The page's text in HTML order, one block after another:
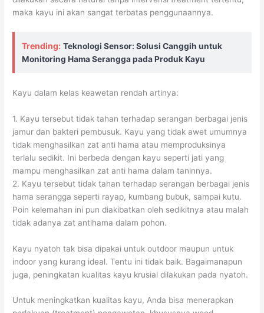
maka kayu ini akan sangat terbatas penggunaannya.
Trending: Teknologi Sensor: Solusi Canggih untuk
Monitoring Hama Serangga pada Produk Kayu
Kayu dalam kelas keawetan rendah artinya:
1. Kayu tersebut tidak tahan terhadap serangan berbagai jenis
jamur dan bakteri pembusuk. Kayu yang tidak awet umumnya
tidak menghasilkan zat anti hama atau memproduksinya
terlalu sedikit. Ini berbeda dengan kayu seperti jati yang
mampu menghasilkan zat anti hama dalam taninnya.
2. Kayu tersebut tidak tahan terhadap serangan berbagai jenis
hama serangga seperti rayap, kumbang bubuk, sampai kutu.
Poin kelemahan ini pun diakibatkan oleh sedikitnya atau malah
tidak adanya zat antihama dalam pohon.
Kayu nyatoh tak bisa dipakai untuk outdoor maupun untuk
indoor yang kurang ideal. Tentu ini tidak baik. Bagaimanapun
juga, peningkatan kualitas kayu krusial dilakukan pada nyatoh.
Untuk meningkatkan kualitas kayu, Anda bisa menerapkan